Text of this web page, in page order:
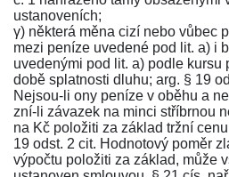
ustanoveních;
γ) některá měna cizí nebo vůbec
mezi peníze uvedené pod lit. a) i
uvedenými pod lit. a) podle kursu
době splatnosti dluhu; arg. § 19
Nejsou-li ony peníze v oběhu a
zní-li závazek na minci stříbrnou
na Kč položiti za základ tržní
19 odst. 2 cit. Hodnotový poměr
výpočtu položiti za základ, může